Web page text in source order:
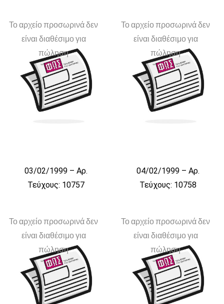
Το αρχείο προσωρινά δεν
είναι διαθέσιμο για
πώληση
03/02/1999 – Αρ.
Τεύχους: 10757
Το αρχείο προσωρινά δεν
είναι διαθέσιμο για
πώληση
04/02/1999 – Αρ.
Τεύχους: 10758
Το αρχείο προσωρινά δεν
είναι διαθέσιμο για
πώληση
Το αρχείο προσωρινά δεν
είναι διαθέσιμο για
πώληση